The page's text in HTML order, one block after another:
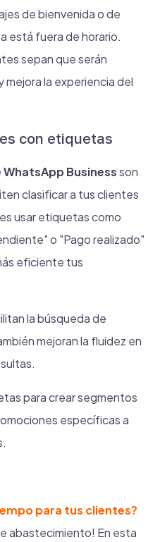
de bienvenida o de
está fuera de horario.
sepan que serán
la experiencia del
con etiquetas
WhatsApp Businessson
clasificar a tus clientes
usar etiquetas como
o "Pago realizado"
eficiente tus
la búsqueda de
mejoran la fluidez en
para crear segmentos
específicas a
para tus clientes?
abastecimiento! En esta